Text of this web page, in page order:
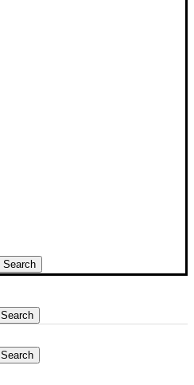
Search
Search
Search